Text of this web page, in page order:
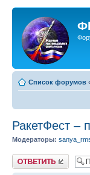
Список форумов ‹
РакетФест –
Модераторы:
Ответить